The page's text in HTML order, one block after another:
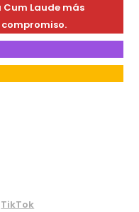
Laude más
TikTok